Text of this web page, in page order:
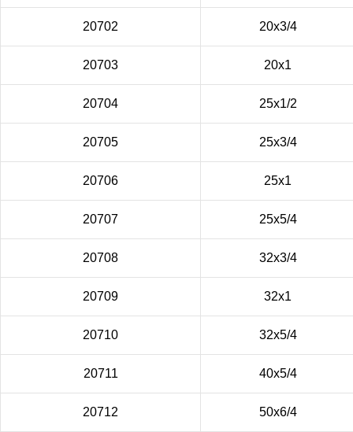
20702 20х3/4
20703 20х1
20704 25х1/2
20705 25х3/4
20706 25х1
20707 25х5/4
20708 32х3/4
20709 32х1
20710 32х5/4
20711 40х5/4
20712 50х6/4